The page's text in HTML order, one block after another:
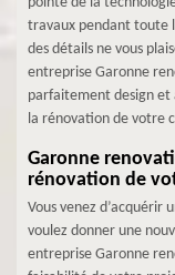
travaux pendant toute
des détails ne vous
entreprise Garonne
parfaitement design et
la rénovation de votre
Garonne
rénovation de
Vous venez d’acquérir
voulez donner une
entreprise Garonne